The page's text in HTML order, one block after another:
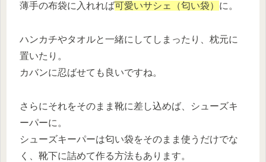
薄手の布袋に入れれば可愛いサシェ（匂い袋） に。
ハンカチやタオルと一緒にしてしまったり、枕元に
置いたり。
カバンに忍ばせても良いですね。
さらにそれをそのまま靴に差し込めば、シューズキ
ーパーに。
シューズキーパーは匂い袋をそのまま使うだけでな
く、靴下に詰めて作る方法もあります。